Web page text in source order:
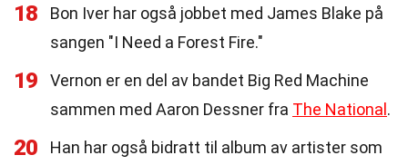
18
Bon Iver har også jobbet med James Blake på
sangen "I Need a Forest Fire."
19
Vernon er en del av bandet Big Red Machine
sammen med Aaron Dessner fra The National .
20
Han har også bidratt til album av artister som